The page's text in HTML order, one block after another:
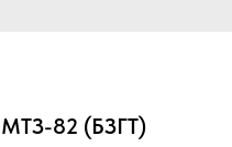
МТЗ-82 (БЗГТ)